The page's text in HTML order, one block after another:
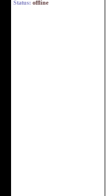
Status: offline